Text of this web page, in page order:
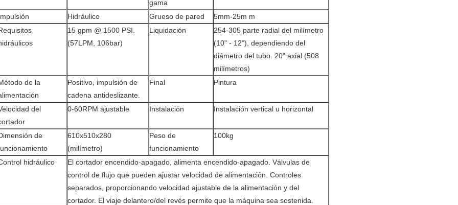
gama
Hidráulico Grueso de pared
5mm-25m m
15 gpm @ 1500 PSI.
(57LPM, 106bar)
Liquidación
254-305 parte radial del milímetro
(10" - 12"), dependiendo del
diámetro del tubo. 20" axial (508
milímetros)
de la
Positivo, impulsión de
cadena antideslizante.
Final Pintura
del
0-60RPM ajustable Instalación Instalación vertical u horizontal
de
610x510x280
(milímetro)
Peso de
funcionamiento
100kg
hidráulico
El cortador encendido-apagado, alimenta encendido-apagado. Válvulas de
control de flujo que pueden ajustar velocidad de alimentación. Controles
separados, proporcionando velocidad ajustable de la alimentación y del
cortador. El viaje delantero/del revés permite que la máquina sea sostenida.